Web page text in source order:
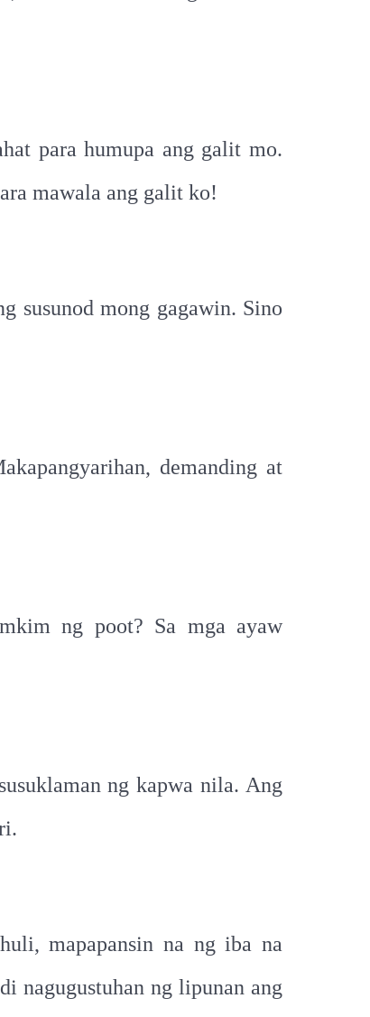
para humupa ang galit mo.
mawala ang galit ko!
susunod mong gagawin. Sino
demanding at
ng poot? Sa mga ayaw
ng kapwa nila. Ang
mapapansin na ng iba na
nagugustuhan ng lipunan ang